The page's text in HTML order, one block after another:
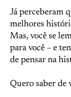
Já perceberam
melhores
Mas, você se
para você – e
de pensar na
Quero saber de